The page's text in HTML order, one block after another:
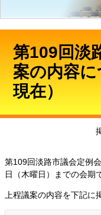
第109回淡
案の内容
現在）
第109回淡路市議会定例
日（木曜日）までの会期
上程議案の内容を下記に